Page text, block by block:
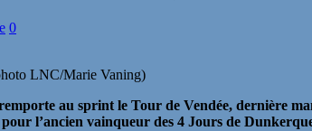
0
LNC/Marie Vaning)
au sprint le Tour de Vendée, dernière
l’ancien vainqueur des 4 Jours de